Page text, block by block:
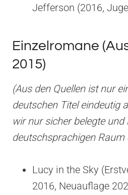
Jefferson (2016,
Einzelromane
2015)
(Aus den Quellen ist nur
deutschen Titel eindeutig
wir nur sicher belegte und
deutschsprachigen
Lucy in the Sky
2016, Neuauflage